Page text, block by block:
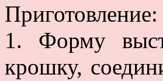
Приготовление:
1. Форму
крошку,